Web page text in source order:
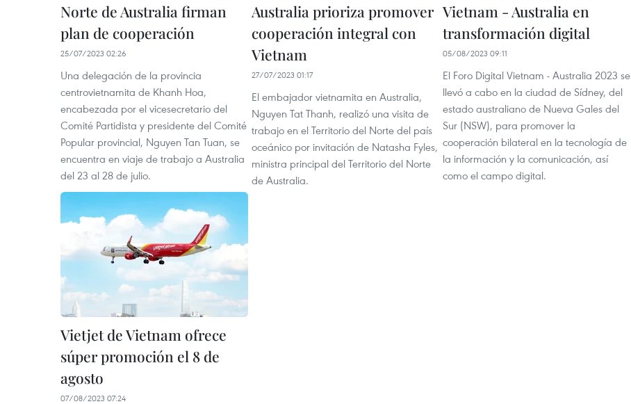
Norte de Australia firman
plan de cooperación
25/07/2023 02:26
Una delegación de la provincia
centrovietnamita de Khanh Hoa,
encabezada por el vicesecretario del
Comité Partidista y presidente del Comité
Popular provincial, Nguyen Tan Tuan, se
encuentra en viaje de trabajo a Australia
del 23 al 28 de julio.
Australia prioriza promover
cooperación integral con
Vietnam
27/07/2023 01:17
El embajador vietnamita en Australia,
Nguyen Tat Thanh, realizó una visita de
trabajo en el Territorio del Norte del país
oceánico por invitación de Natasha Fyles,
ministra principal del Territorio del Norte
de Australia.
Vietnam - Australia en
transformación digital
05/08/2023 09:11
El Foro Digital Vietnam - Australia 2023 se
llevó a cabo en la ciudad de Sídney, del
estado australiano de Nueva Gales del
Sur (NSW), para promover la
cooperación bilateral en la tecnología de
la información y la comunicación, así
como el campo digital.
Vietjet de Vietnam ofrece
súper promoción el 8 de
agosto
07/08/2023 07:24